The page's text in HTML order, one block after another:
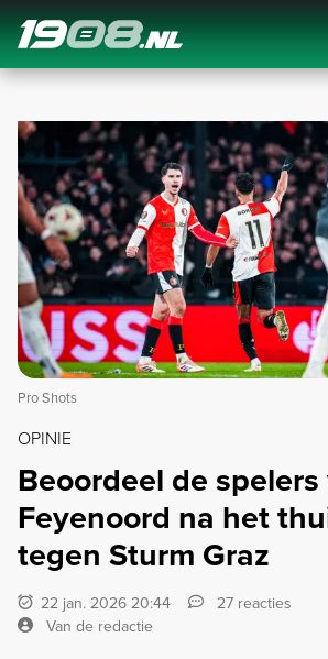
Navigation
Pro Shots
OPINIE
Beoordeel de spelers
Feyenoord na het
tegen Sturm Graz
22 jan. 2026 20:44
27 reacties
Van de redactie